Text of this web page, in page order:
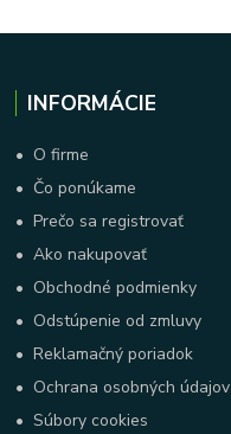
INFORMÁCIE
• O firme
• Čo ponúkame
•Prečo sa registrovať
•Ako nakupovať
• Obchodné podmienky
• Odstúpenie od zmluvy
•Reklamačný poriadok
• Ochrana osobných údajov
•Súbory cookies